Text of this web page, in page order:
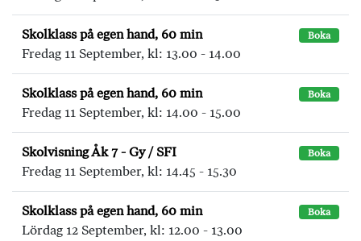
Skolklass på egen hand, 60 min Boka
Fredag 11 September, kl: 13.00 - 14.00
Skolklass på egen hand, 60 min Boka
Fredag 11 September, kl: 14.00 - 15.00
Skolvisning Åk 7 - Gy / SFI Boka
Fredag 11 September, kl: 14.45 - 15.30
Skolklass på egen hand, 60 min Boka
Lördag 12 September, kl: 12.00 - 13.00